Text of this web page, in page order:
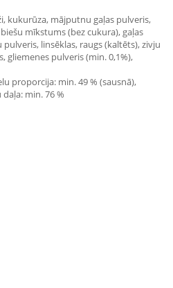
kukurūza, mājputnu gaļas pulveris,
mīkstums (bez cukura), gaļas
linsēklas, raugs (kaltēts), zivju
gliemenes pulveris (min. 0,1%),
proporcija: min. 49 % (sausnā),
min. 76 %